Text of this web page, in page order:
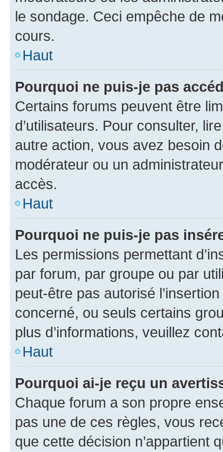
le sondage. Ceci empêche de
cours.
Haut
Pourquoi ne puis-je pas
Certains forums peuvent être
d’utilisateurs. Pour consulter,
autre action, vous avez besoin
modérateur ou un
accès.
Haut
Pourquoi ne puis-je pas
Les permissions permettant
par forum, par groupe ou par
peut-être pas autorisé
concerné, ou seuls certains
plus d’informations, veuillez
Haut
Pourquoi ai-je reçu un
Chaque forum a son propre
pas une de ces règles, vous
que cette décision n’appartient